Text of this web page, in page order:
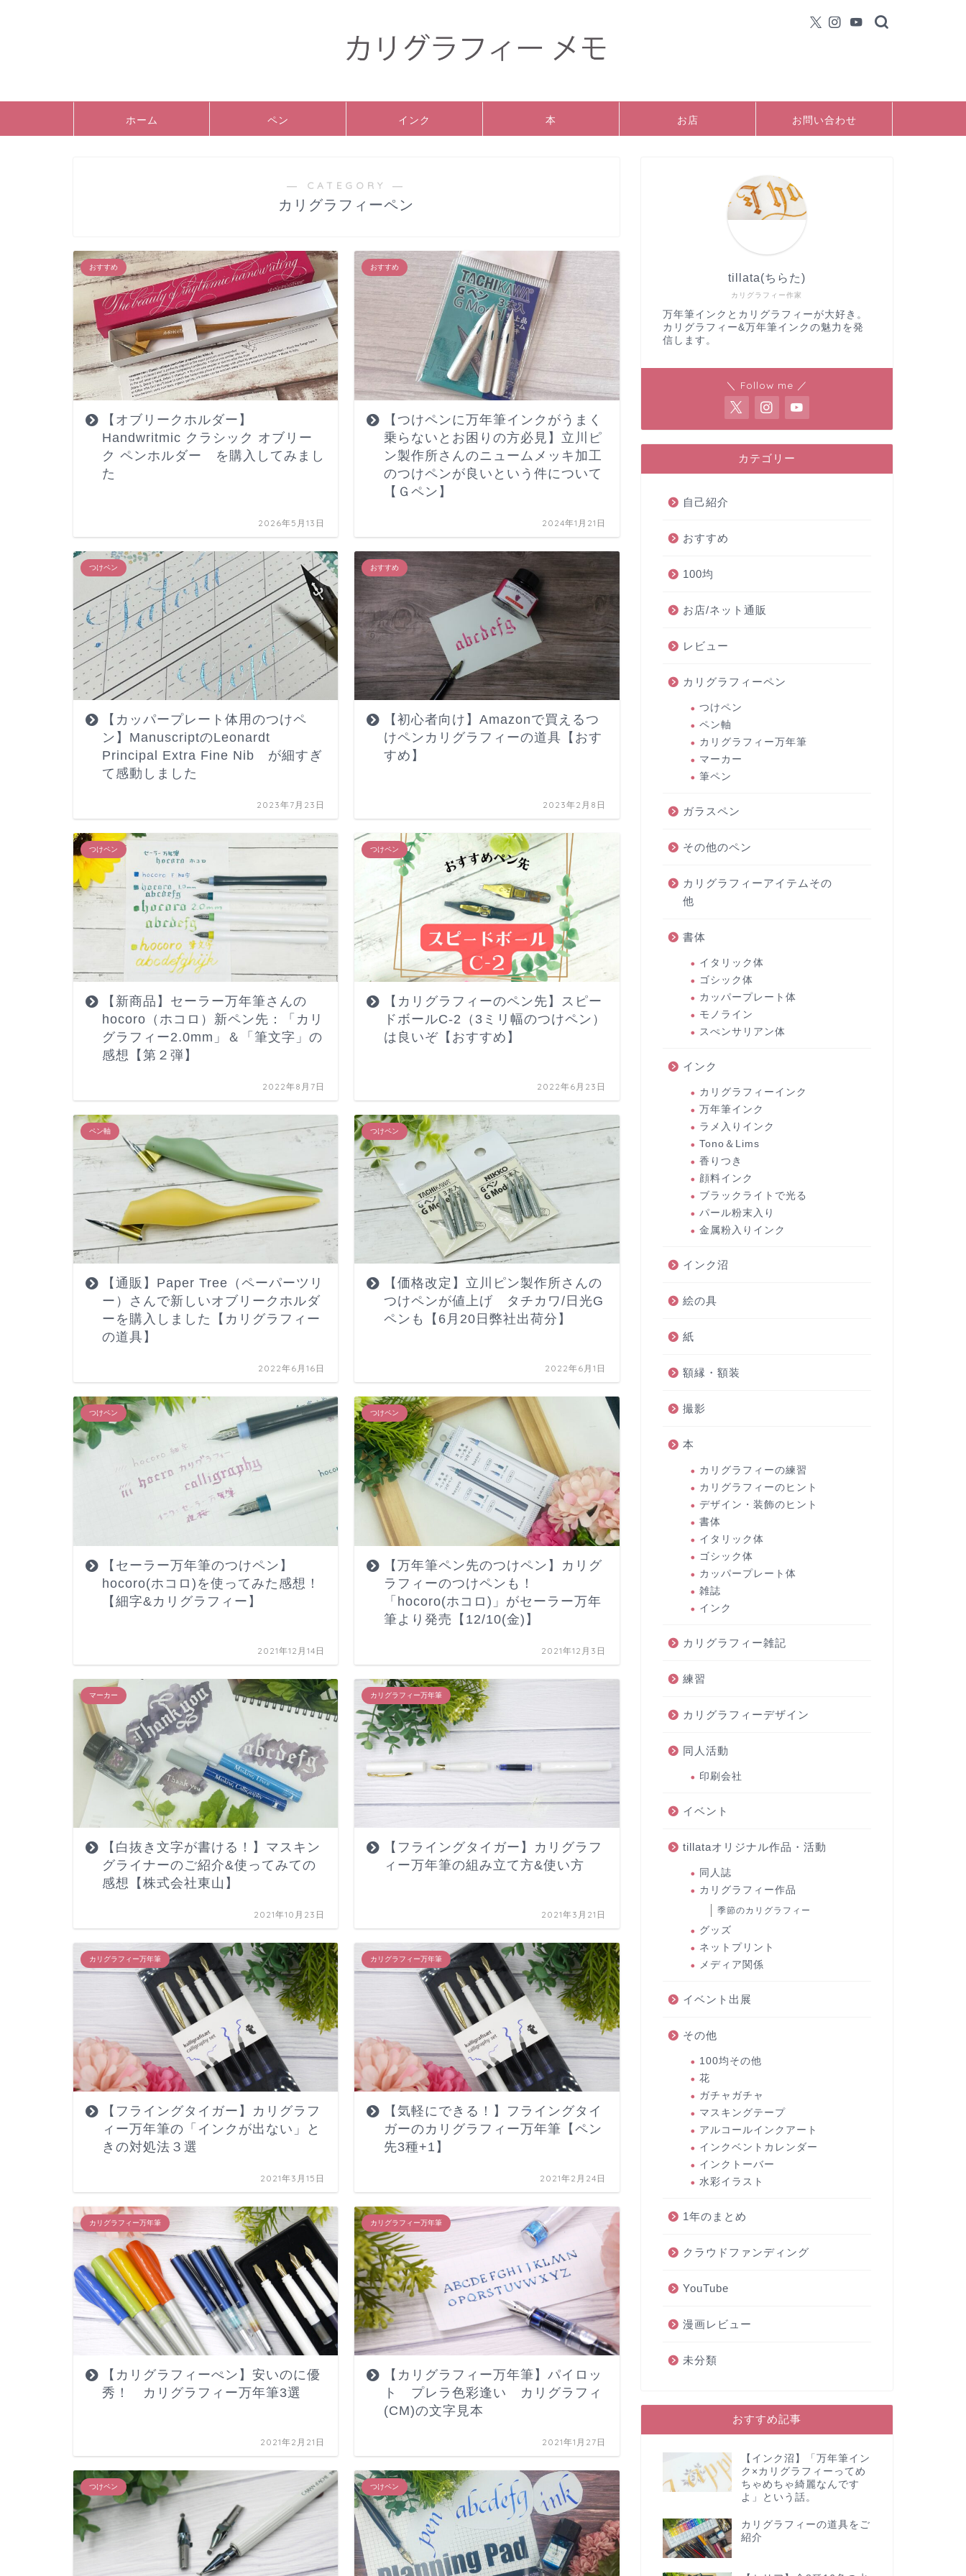
ホーム ペン インク 本 お店 お問い合わせ
― CATEGORY ―
カリグラフィーペン
おすすめ
【オブリークホルダー】
Handwritmic クラシック オブリー
ク ペンホルダー を購入してみまし
た
2026年5月13日
おすすめ
【つけペンに万年筆インクがうまく
乗らないとお困りの方必見】立川ピ
ン製作所さんのニュームメッキ加工
のつけペンが良いという件について
【Ｇペン】
2024年1月21日
つけペン
【カッパープレート体用のつけペ
ン】ManuscriptのLeonardt
Principal Extra Fine Nib が細すぎ
て感動しました
2023年7月23日
おすすめ
【初心者向け】Amazonで買えるつ
けペンカリグラフィーの道具【おす
すめ】
2023年2月8日
つけペン
【新商品】セーラー万年筆さんの
hocoro（ホコロ）新ペン先：「カリ
グラフィー2.0mm」＆「筆文字」の
感想【第２弾】
2022年8月7日
つけペン
【カリグラフィーのペン先】スピー
ドボールC-2（3ミリ幅のつけペン）
は良いぞ【おすすめ】
2022年6月23日
ペン軸
【通販】Paper Tree（ペーパーツリ
ー）さんで新しいオブリークホルダ
ーを購入しました【カリグラフィー
の道具】
2022年6月16日
つけペン
【価格改定】立川ピン製作所さんの
つけペンが値上げ タチカワ/日光G
ペンも【6月20日弊社出荷分】
2022年6月1日
つけペン
【セーラー万年筆のつけペン】
hocoro(ホコロ)を使ってみた感想！
【細字&カリグラフィー】
2021年12月14日
つけペン
【万年筆ペン先のつけペン】カリグ
ラフィーのつけペンも！
「hocoro(ホコロ)」がセーラー万年
筆より発売【12/10(金)】
2021年12月3日
マーカー
【白抜き文字が書ける！】マスキン
グライナーのご紹介&使ってみての
感想【株式会社東山】
2021年10月23日
カリグラフィー万年筆
【フライングタイガー】カリグラフ
ィー万年筆の組み立て方&使い方
2021年3月21日
カリグラフィー万年筆
【フライングタイガー】カリグラフ
ィー万年筆の「インクが出ない」と
きの対処法３選
2021年3月15日
カリグラフィー万年筆
【気軽にできる！】フライングタイ
ガーのカリグラフィー万年筆【ペン
先3種+1】
2021年2月24日
カリグラフィー万年筆
【カリグラフィーぺン】安いのに優
秀！ カリグラフィー万年筆3選
2021年2月21日
カリグラフィー万年筆
【カリグラフィー万年筆】パイロッ
ト プレラ色彩逢い カリグラフィ
(CM)の文字見本
2021年1月27日
つけペン つけペン
カリグラフィー作家
tillata(ちらた)
万年筆インクとカリグラフィーが大好き。
カリグラフィー&万年筆インクの魅力を発
信します。
＼ Follow me ／
カテゴリー
自己紹介
おすすめ
100均
お店/ネット通販
レビュー
カリグラフィーペン
つけペン
ペン軸
カリグラフィー万年筆
マーカー
筆ペン
ガラスペン
その他のペン
カリグラフィーアイテムその
他
書体
イタリック体
ゴシック体
カッパープレート体
モノライン
スぺンサリアン体
インク
カリグラフィーインク
万年筆インク
ラメ入りインク
Tono＆Lims
香りつき
顔料インク
ブラックライトで光る
パール粉末入り
金属粉入りインク
インク沼
絵の具
紙
額縁・額装
撮影
本
カリグラフィーの練習
カリグラフィーのヒント
デザイン・装飾のヒント
書体
イタリック体
ゴシック体
カッパープレート体
雑誌
インク
カリグラフィー雑記
練習
カリグラフィーデザイン
同人活動
印刷会社
イベント
tillataオリジナル作品・活動
同人誌
カリグラフィー作品
季節のカリグラフィー
グッズ
ネットプリント
メディア関係
イベント出展
その他
100均その他
花
ガチャガチャ
マスキングテープ
アルコールインクアート
インクベントカレンダー
インクトーバー
水彩イラスト
1年のまとめ
クラウドファンディング
YouTube
漫画レビュー
未分類
おすすめ記事
【インク沼】「万年筆イン
ク×カリグラフィーってめ
ちゃめちゃ綺麗なんです
よ」という話。
カリグラフィーの道具をご
紹介